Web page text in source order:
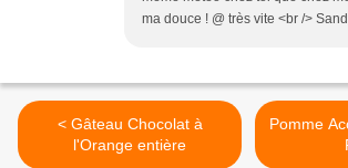
ma douce ! @ très vite <br />
< Gâteau Chocolat à
l'Orange entière
Pomme